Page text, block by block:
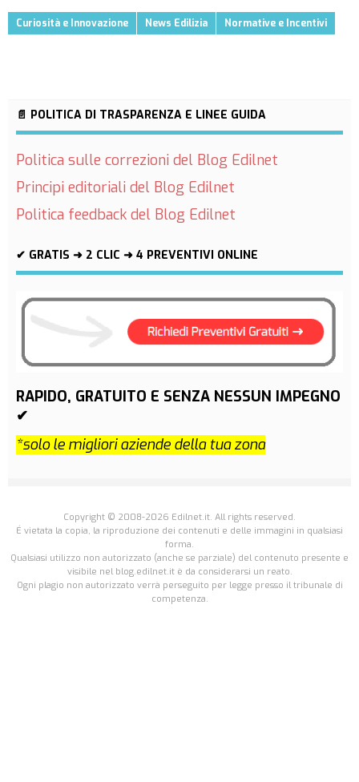
Curiosità e Innovazione News Edilizia Normative e Incentivi
📄 POLITICA DI TRASPARENZA E LINEE GUIDA
Politica sulle correzioni del Blog Edilnet
Principi editoriali del Blog Edilnet
Politica feedback del Blog Edilnet
✔ GRATIS ➜ 2 CLIC ➜ 4 PREVENTIVI ONLINE
RAPIDO, GRATUITO E SENZA NESSUN IMPEGNO
✔
*solo le migliori aziende della tua zona
Copyright © 2008-2026 Edilnet.it. All rights reserved.
É vietata la copia, la riproduzione dei contenuti e delle immagini in qualsiasi
forma.
Qualsiasi utilizzo non autorizzato (anche se parziale) del contenuto presente e
visibile nel blog.edilnet.it è da considerarsi un reato.
Ogni plagio non autorizzato verrà perseguito per legge presso il tribunale di
competenza.